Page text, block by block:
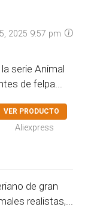
2025 9:57 pm
serie Animal
de felpa...
VER PRODUCTO
Aliexpress
de gran
realistas,...